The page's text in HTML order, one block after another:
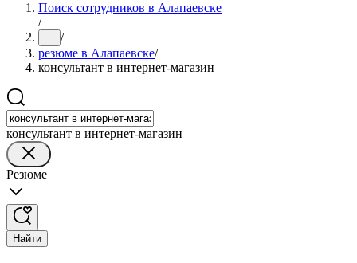
Поиск сотрудников в Алапаевске
/
... /
резюме в Алапаевске/
консультант в интернет-магазин
консультант в интернет-магазин
Резюме
Найти